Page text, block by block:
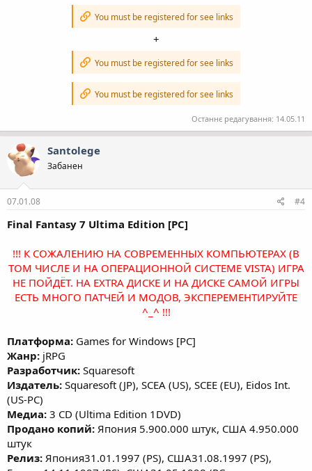
You must be registered for see links
+
You must be registered for see links
You must be registered for see links
Останнє редагування: 14.05.11
Santolege
Забанен
07.01.08 #4
Final Fantasy 7 Ultima Edition [PC]
!!! К СОЖАЛЕНИЮ НА СОВРЕМЕННЫХ КОМПЬЮТЕРАХ (В
ТОМ ЧИСЛЕ И НА ОПЕРАЦИОННОЙ СИСТЕМЕ VISTA) ИГРА
НЕ ПОЙДЁТ. НА EXTRA ДИСКЕ И НА ДИСКЕ САМОЙ ИГРЫ
ЕСТЬ МНОГО ПАТЧЕЙ И МОДОВ, ЭКСПЕРЕМЕНТИРУЙТЕ
^_^ !!!
Платформа: Games for Windows [PC]
Жанр: jRPG
Разработчик: Squaresoft
Издатель: Squaresoft (JP), SCEA (US), SCEE (EU), Eidos Int.
(US-PC)
Медиа: 3 CD (Ultima Edition 1DVD)
Продано копий: Япония 5.900.000 штук, США 4.950.000
штук
Релиз: Япония31.01.1997 (PS), США31.08.1997 (PS),